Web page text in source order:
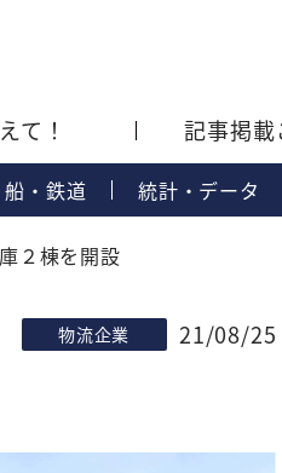
て！ 記事掲載
船・鉄道 統計・データ
２棟を開設
物流企業 21/08/25